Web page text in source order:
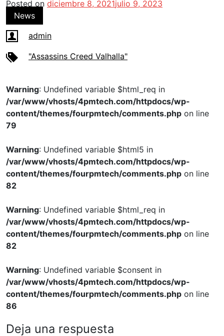
Posted on diciembre 8, 2021julio 9, 2023
News
admin
"Assassins Creed Valhalla"
Warning: Undefined variable $html_req in
/var/www/vhosts/4pmtech.com/httpdocs/wp-
content/themes/fourpmtech/comments.php on line
79
Warning: Undefined variable $html5 in
/var/www/vhosts/4pmtech.com/httpdocs/wp-
content/themes/fourpmtech/comments.php on line
82
Warning: Undefined variable $html_req in
/var/www/vhosts/4pmtech.com/httpdocs/wp-
content/themes/fourpmtech/comments.php on line
82
Warning: Undefined variable $consent in
/var/www/vhosts/4pmtech.com/httpdocs/wp-
content/themes/fourpmtech/comments.php on line
86
Deja una respuesta